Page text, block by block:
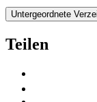
Untergeordnete
Teilen